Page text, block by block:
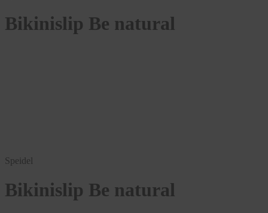
Bikinislip Be natural
Speidel
Bikinislip Be natural